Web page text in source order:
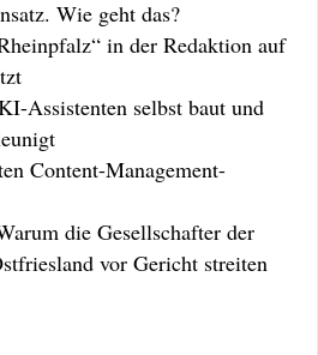
Wie geht das?
in der Redaktion auf
Assistenten selbst baut und
Content-Management-
die Gesellschafter der
vor Gericht streiten